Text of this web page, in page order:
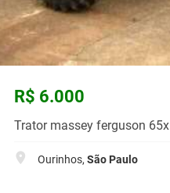
R$ 6.000
Trator massey ferguson
Ourinhos, São Paulo